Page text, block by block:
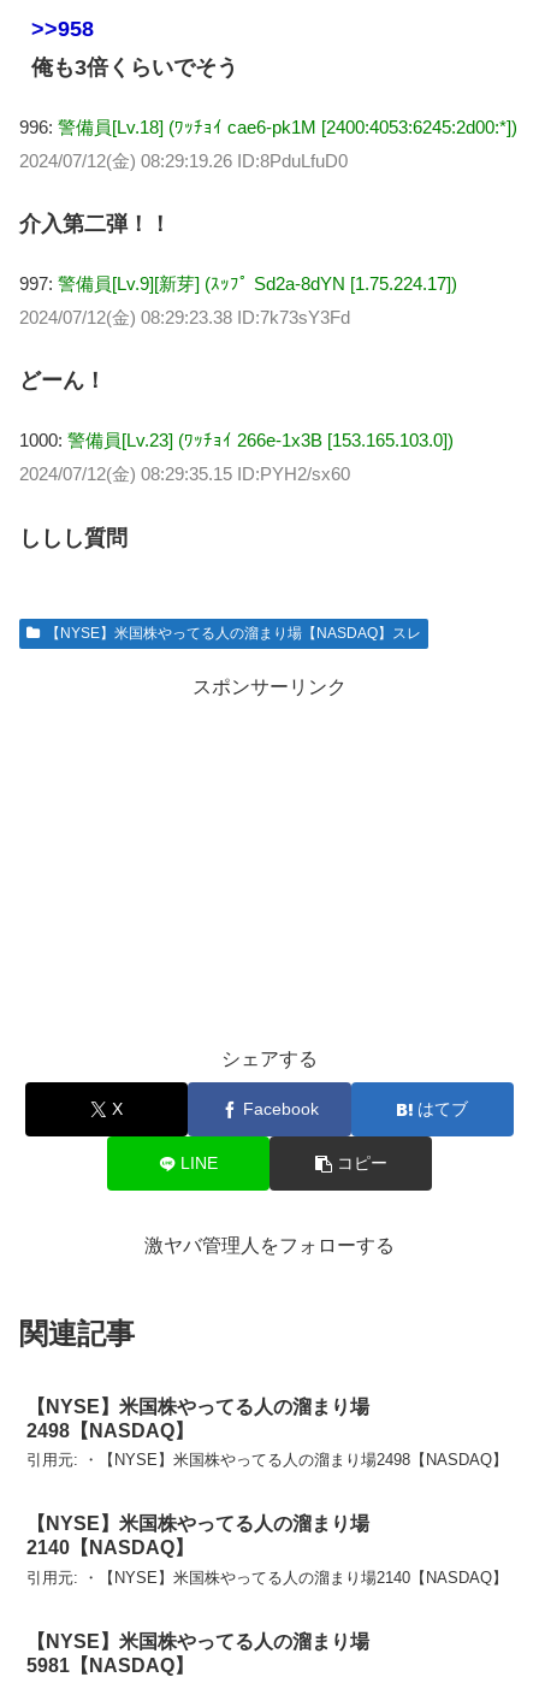
>>958
俺も3倍くらいでそう
996: 警備員[Lv.18] (ﾜｯﾁｮｲ cae6-pk1M [2400:4053:6245:2d00:*])
2024/07/12(金) 08:29:19.26 ID:8PduLfuD0
介入第二弾！！
997: 警備員[Lv.9][新芽] (ｽｯﾌﾟ Sd2a-8dYN [1.75.224.17])
2024/07/12(金) 08:29:23.38 ID:7k73sY3Fd
どーん！
1000: 警備員[Lv.23] (ﾜｯﾁｮｲ 266e-1x3B [153.165.103.0])
2024/07/12(金) 08:29:35.15 ID:PYH2/sx60
ししし質問
【NYSE】米国株やってる人の溜まり場【NASDAQ】スレ
スポンサーリンク
シェアする
X Facebook はてブ
LINE コピー
激ヤバ管理人をフォローする
関連記事
【NYSE】米国株やってる人の溜まり場
2498【NASDAQ】
引用元: ・【NYSE】米国株やってる人の溜まり場2498【NASDAQ】
【NYSE】米国株やってる人の溜まり場
2140【NASDAQ】
引用元: ・【NYSE】米国株やってる人の溜まり場2140【NASDAQ】
【NYSE】米国株やってる人の溜まり場
5981【NASDAQ】